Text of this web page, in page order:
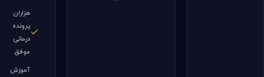
هزاران
پرونده
درمانی
موفق
آموزش